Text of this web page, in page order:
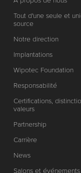
Tout d'une seule et
source
Notre direction
Implantations
Wipotec Foundation
Responsabilité
Certifications,
valeurs
Partnership
Carrière
News
Salons et événements